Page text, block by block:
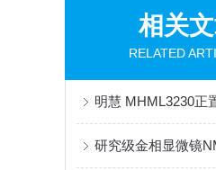
相关
RELATED